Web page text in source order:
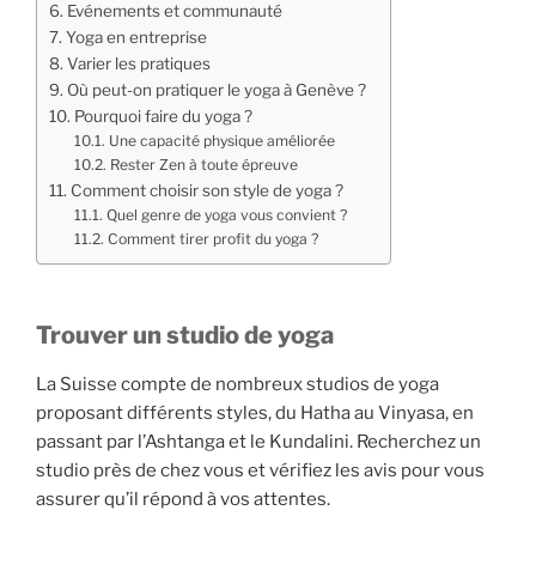
Evénements et communauté
Yoga en entreprise
Varier les pratiques
Où peut-on pratiquer le yoga à Genève ?
Pourquoi faire du yoga ?
Une capacité physique améliorée
Rester Zen à toute épreuve
Comment choisir son style de yoga ?
Quel genre de yoga vous convient ?
Comment tirer profit du yoga ?
Trouver un studio de yoga
La Suisse compte de nombreux studios de yoga
proposant différents styles, du Hatha au Vinyasa, en
passant par l’Ashtanga et le Kundalini. Recherchez un
studio près de chez vous et vérifiez les avis pour vous
assurer qu’il répond à vos attentes.